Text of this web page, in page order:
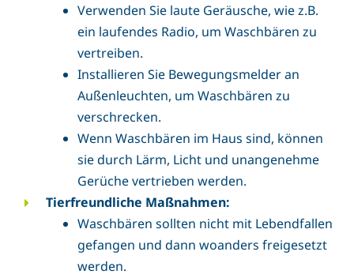
Verwenden Sie laute Geräusche, wie z.B.
ein laufendes Radio, um Waschbären zu
vertreiben.
Installieren Sie Bewegungsmelder an
Außenleuchten, um Waschbären zu
verschrecken.
Wenn Waschbären im Haus sind, können
sie durch Lärm, Licht und unangenehme
Gerüche vertrieben werden.
Tierfreundliche Maßnahmen:
Waschbären sollten nicht mit Lebendfallen
gefangen und dann woanders freigesetzt
werden.